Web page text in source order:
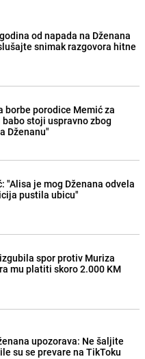
od napada na Dženana
snimak razgovora hitne
borbe porodice Memić za
stoji uspravno zbog
Dženanu"
"Alisa je mog Dženana odvela
pustila ubicu"
spor protiv Muriza
mu platiti skoro 2.000 KM
upozorava: Ne šaljite
su se prevare na TikToku